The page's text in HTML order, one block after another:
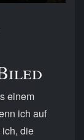
einem
ich auf
die